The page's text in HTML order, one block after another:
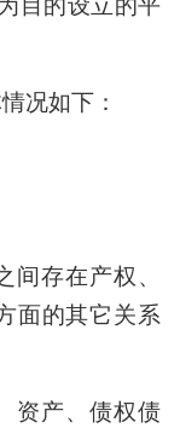
况如下：
间存在产权、
面的其它关系
资产、债权债